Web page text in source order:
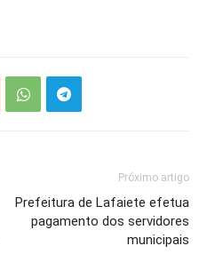
Próximo artigo
Prefeitura de Lafaiete efetua
pagamento dos servidores
municipais